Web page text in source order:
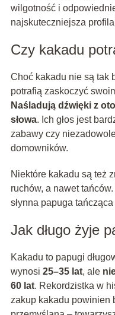
wilgotność i
najskuteczniejsza
Czy kakadu
Choć kakadu nie są tak
potrafią zaskoczyć
Naśladują dźwięki z
słowa. Ich głos jest
zabawy czy
domowników.
Niektóre kakadu są też
ruchów, a nawet
słynna papuga
Jak długo żyje
Kakadu to papugi
wynosi 25–35 lat, ale
60 lat. Rekordzistka w
zakup kakadu powinien